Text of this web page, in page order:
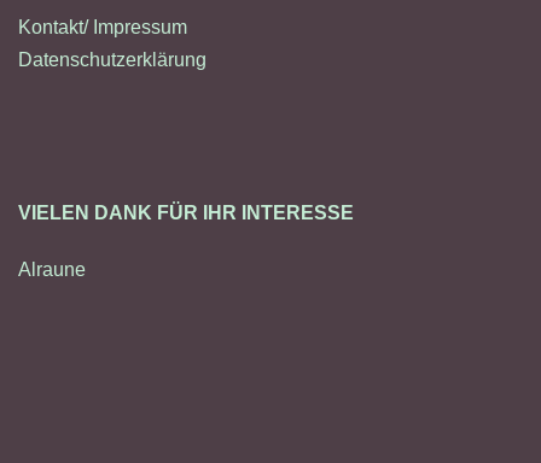
Kontakt/ Impressum
Datenschutzerklärung
VIELEN DANK FÜR IHR INTERESSE
Alraune